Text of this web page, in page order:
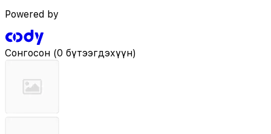
Powered by
Сонгосон (0 бүтээгдэхүүн)